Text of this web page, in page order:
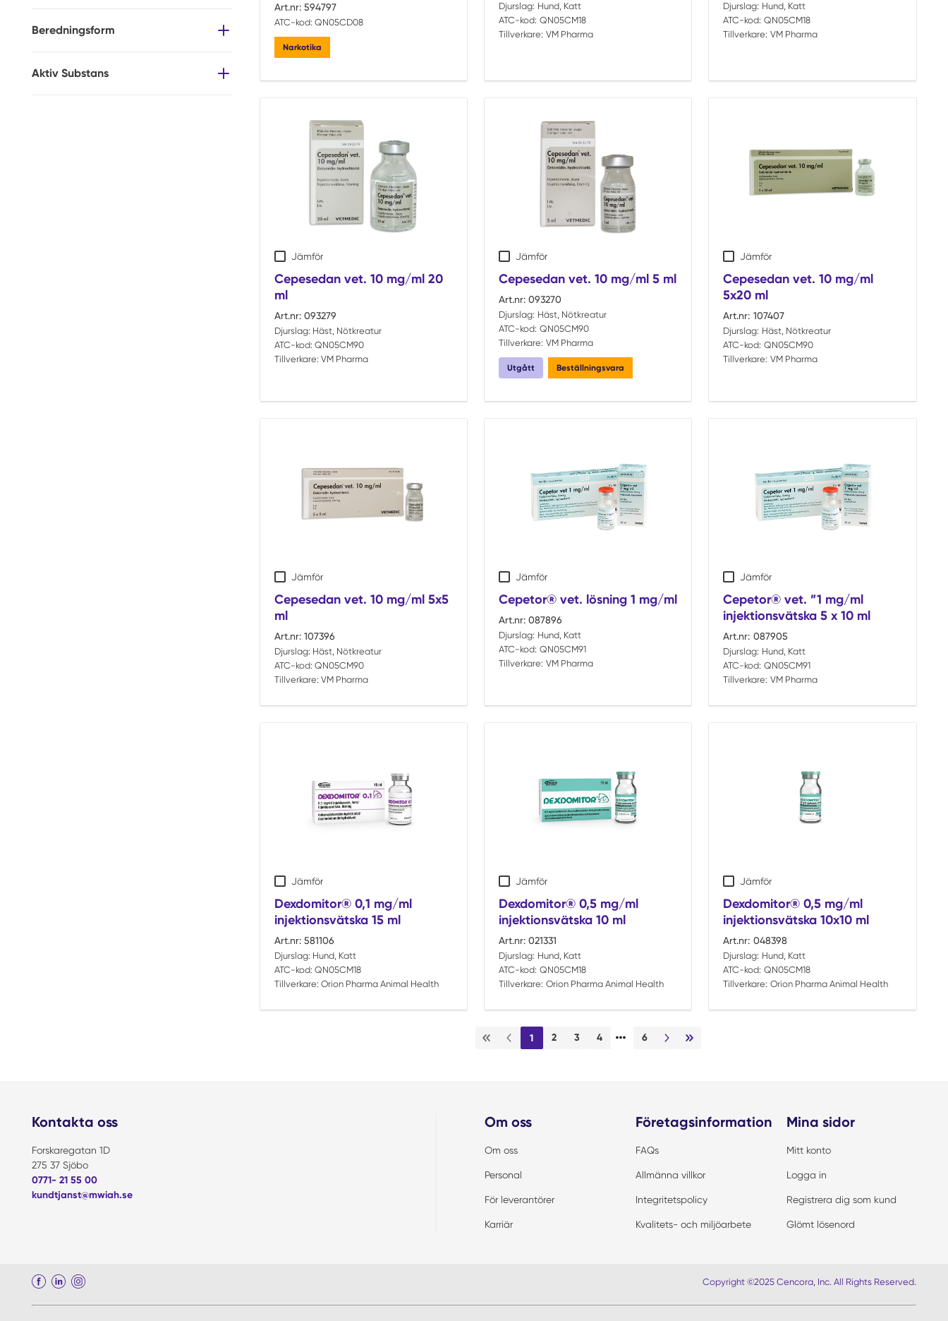
Beredningsform
Aktiv Substans
Art.nr: 594797
ATC-kod: QN05CD08
Narkotika
Djurslag: Hund, Katt
ATC-kod: QN05CM18
Tillverkare: VM Pharma
Djurslag: Hund, Katt
ATC-kod: QN05CM18
Tillverkare: VM Pharma
Jämför
Cepesedan vet. 10 mg/ml 20
ml
Art.nr: 093279
Djurslag: Häst, Nötkreatur
ATC-kod: QN05CM90
Tillverkare: VM Pharma
Jämför
Cepesedan vet. 10 mg/ml 5 ml
Art.nr: 093270
Djurslag: Häst, Nötkreatur
ATC-kod: QN05CM90
Tillverkare: VM Pharma
Utgått Beställningsvara
Jämför
Cepesedan vet. 10 mg/ml
5x20 ml
Art.nr: 107407
Djurslag: Häst, Nötkreatur
ATC-kod: QN05CM90
Tillverkare: VM Pharma
Jämför
Cepesedan vet. 10 mg/ml 5x5
ml
Art.nr: 107396
Djurslag: Häst, Nötkreatur
ATC-kod: QN05CM90
Tillverkare: VM Pharma
Jämför
Cepetor® vet. lösning 1 mg/ml
Art.nr: 087896
Djurslag: Hund, Katt
ATC-kod: QN05CM91
Tillverkare: VM Pharma
Jämför
Cepetor® vet. ”1 mg/ml
injektionsvätska 5 x 10 ml
Art.nr: 087905
Djurslag: Hund, Katt
ATC-kod: QN05CM91
Tillverkare: VM Pharma
Jämför
Dexdomitor® 0,1 mg/ml
injektionsvätska 15 ml
Art.nr: 581106
Djurslag: Hund, Katt
ATC-kod: QN05CM18
Tillverkare: Orion Pharma Animal Health
Jämför
Dexdomitor® 0,5 mg/ml
injektionsvätska 10 ml
Art.nr: 021331
Djurslag: Hund, Katt
ATC-kod: QN05CM18
Tillverkare: Orion Pharma Animal Health
Jämför
Dexdomitor® 0,5 mg/ml
injektionsvätska 10x10 ml
Art.nr: 048398
Djurslag: Hund, Katt
ATC-kod: QN05CM18
Tillverkare: Orion Pharma Animal Health
Första sidan
Föregående sida
1 2 3 4 … 6
Nästa sidaSista sidan
Kontakta oss
Forskaregatan 1D
275 37 Sjöbo
0771- 21 55 00
kundtjanst@mwiah.se
Om oss
Om oss
Personal
För leverantörer
Karriär
Företagsinformation
FAQs
Allmänna villkor
Integritetspolicy
Kvalitets- och miljöarbete
Mina sidor
Mitt konto
Logga in
Registrera dig som kund
Glömt lösenord
Copyright ©2025 Cencora, Inc. All Rights Reserved.